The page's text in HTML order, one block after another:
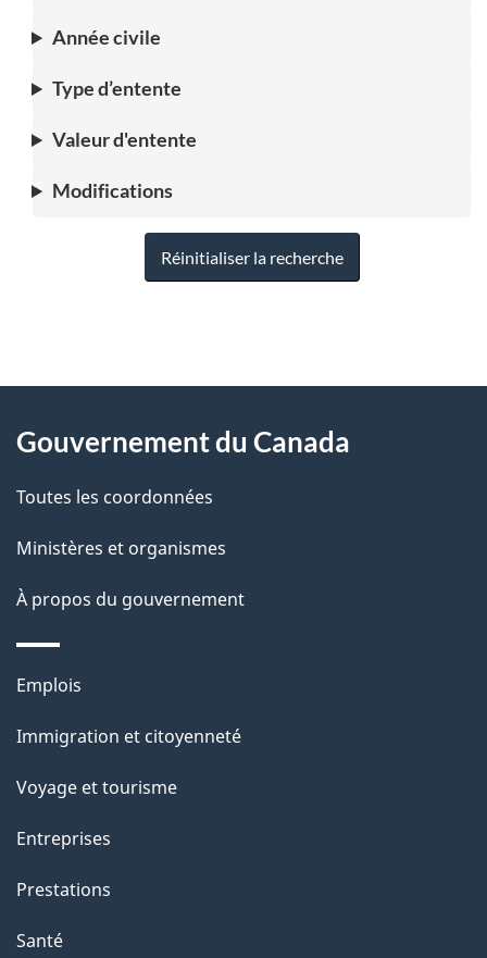
Année civile
Type d’entente
Valeur d'entente
Modifications
Réinitialiser la recherche
D
t
a
l
s
l
a
a
g
"
propos
ce
site
Gouvernement du Canada
Toutes les coordonnées
Ministères et organismes
À propos du gouvernement
Thèmes
sujets
Emplois
Immigration et citoyenneté
Voyage et tourisme
Entreprises
Prestations
Santé